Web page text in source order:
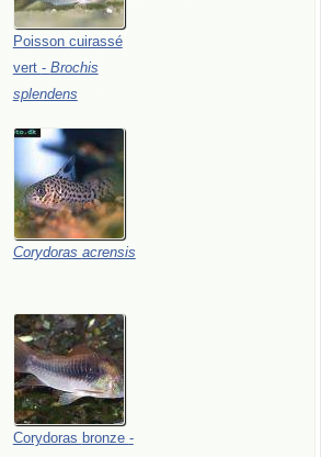
Poisson cuirassé
vert - Brochis
splendens
Corydoras acrensis
Corydoras bronze -